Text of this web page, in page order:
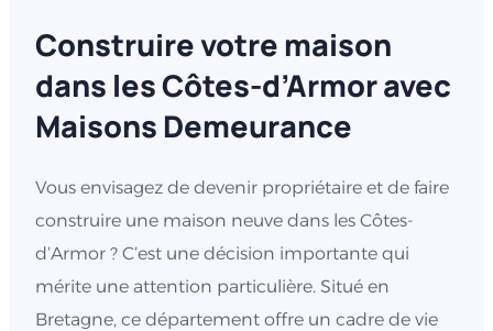
Construire votre maison
dans les Côtes-d’Armor avec
Maisons Demeurance
Vous envisagez de devenir propriétaire et de faire
construire une maison neuve dans les Côtes-
d’Armor ? C’est une décision importante qui
mérite une attention particulière. Situé en
Bretagne, ce département offre un cadre de vie